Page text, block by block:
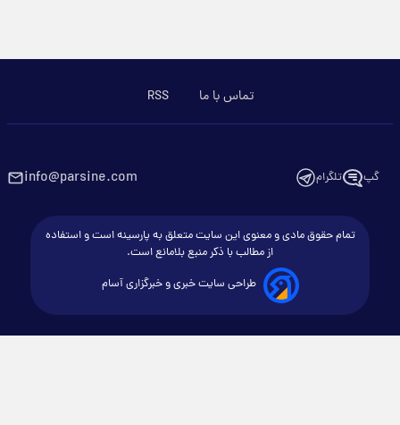
تماس با ما RSS
گپ تلگرام info@parsine.com
تمام حقوق مادی و معنوی این سایت متعلق به پارسینه است و استفاده
از مطالب با ذکر منبع بلامانع است.
طراحی سایت خبری و خبرگزاری آسام